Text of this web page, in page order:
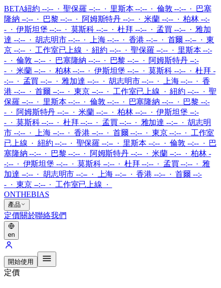
BETA紐約 --:-- · 聖保羅 --:-- · 里斯本 --:-- · 倫敦 --:-- · 巴塞
隆納 --:-- · 巴黎 --:-- · 阿姆斯特丹 --:-- · 米蘭 --:-- · 柏林 --:-
- · 伊斯坦堡 --:-- · 莫斯科 --:-- · 杜拜 --:-- · 孟買 --:-- · 雅加
達 --:-- · 胡志明市 --:-- · 上海 --:-- · 香港 --:-- · 首爾 --:-- · 東
京 --:--· 工作室已上線 ·紐約 --:-- · 聖保羅 --:-- · 里斯本 --:-
- · 倫敦 --:-- · 巴塞隆納 --:-- · 巴黎 --:-- · 阿姆斯特丹 --:-
- · 米蘭 --:-- · 柏林 --:-- · 伊斯坦堡 --:-- · 莫斯科 --:-- · 杜拜 -
-:-- · 孟買 --:-- · 雅加達 --:-- · 胡志明市 --:-- · 上海 --:-- · 香
港 --:-- · 首爾 --:-- · 東京 --:--· 工作室已上線 ·紐約 --:-- · 聖
保羅 --:-- · 里斯本 --:-- · 倫敦 --:-- · 巴塞隆納 --:-- · 巴黎 --:-
- · 阿姆斯特丹 --:-- · 米蘭 --:-- · 柏林 --:-- · 伊斯坦堡 --:-
- · 莫斯科 --:-- · 杜拜 --:-- · 孟買 --:-- · 雅加達 --:-- · 胡志明
市 --:-- · 上海 --:-- · 香港 --:-- · 首爾 --:-- · 東京 --:--· 工作室
已上線 · 紐約 --:-- · 聖保羅 --:-- · 里斯本 --:-- · 倫敦 --:-- · 巴
塞隆納 --:-- · 巴黎 --:-- · 阿姆斯特丹 --:-- · 米蘭 --:-- · 柏林 -
-:-- · 伊斯坦堡 --:-- · 莫斯科 --:-- · 杜拜 --:-- · 孟買 --:-- · 雅
加達 --:-- · 胡志明市 --:-- · 上海 --:-- · 香港 --:-- · 首爾 --:-
- · 東京 --:--· 工作室已上線 ·
ONTHEBIAS
產品
定價關於聯絡我們
en
開始使用
定價